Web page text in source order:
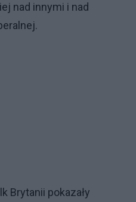
nad innymi i nad
Brytanii pokazały